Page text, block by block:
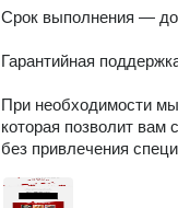
Срок выполнения —
Гарантийная
При необходимости
которая позволит вам